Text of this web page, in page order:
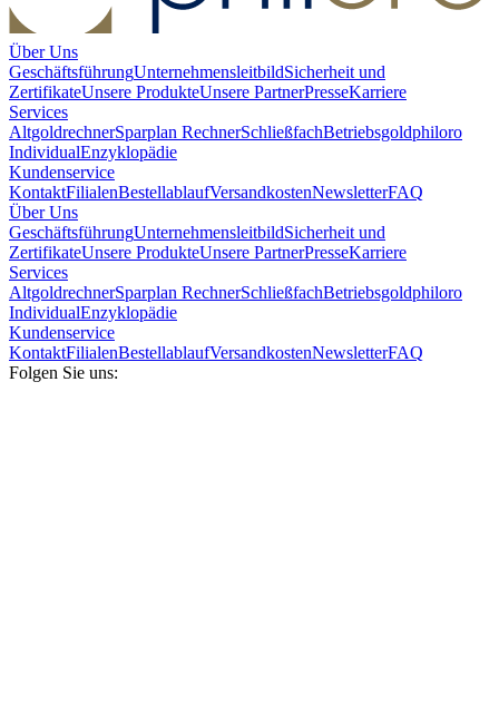
Über Uns
GeschäftsführungUnternehmensleitbildSicherheit und
ZertifikateUnsere ProdukteUnsere PartnerPresseKarriere
Services
AltgoldrechnerSparplan RechnerSchließfachBetriebsgoldphiloro
IndividualEnzyklopädie
Kundenservice
KontaktFilialenBestellablaufVersandkostenNewsletterFAQ
Über Uns
GeschäftsführungUnternehmensleitbildSicherheit und
ZertifikateUnsere ProdukteUnsere PartnerPresseKarriere
Services
AltgoldrechnerSparplan RechnerSchließfachBetriebsgoldphiloro
IndividualEnzyklopädie
Kundenservice
KontaktFilialenBestellablaufVersandkostenNewsletterFAQ
Folgen Sie uns: